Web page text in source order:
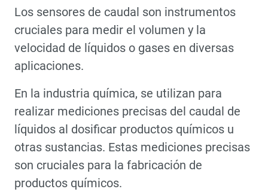
Los sensores de caudal son instrumentos
cruciales para medir el volumen y la
velocidad de líquidos o gases en diversas
aplicaciones.
En la industria química, se utilizan para
realizar mediciones precisas del caudal de
líquidos al dosificar productos químicos u
otras sustancias. Estas mediciones precisas
son cruciales para la fabricación de
productos químicos.